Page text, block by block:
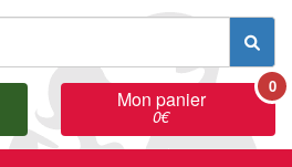
Mon panier
0€
0